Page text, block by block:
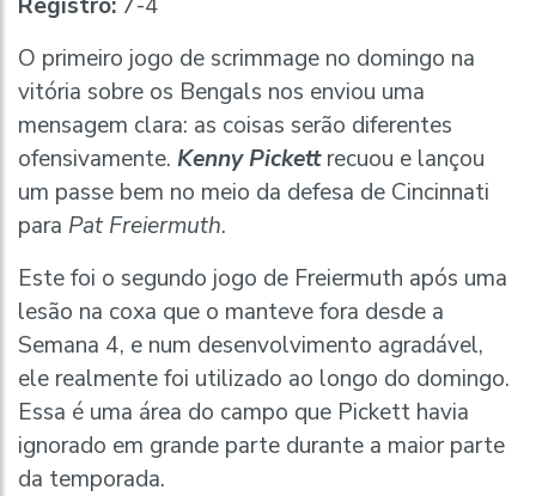
O primeiro jogo de scrimmage no domingo na
vitória sobre os Bengals nos enviou uma
mensagem clara: as coisas serão diferentes
ofensivamente. Kenny Pickettrecuou e lançou
um passe bem no meio da defesa de Cincinnati
para Pat Freiermuth.
Este foi o segundo jogo de Freiermuth após uma
lesão na coxa que o manteve fora desde a
Semana 4, e num desenvolvimento agradável,
ele realmente foi utilizado ao longo do domingo.
Essa é uma área do campo que Pickett havia
ignorado em grande parte durante a maior parte
da temporada.